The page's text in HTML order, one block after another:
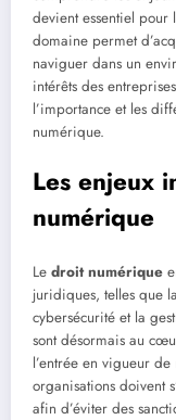
devient essentiel pour
domaine permet
naviguer dans un
intérêts des
l’importance et les
numérique.
Les enjeux
numérique
Le droit numérique
juridiques, telles que
cybersécurité et la
sont désormais au
l’entrée en vigueur
organisations doivent
afin d’éviter des